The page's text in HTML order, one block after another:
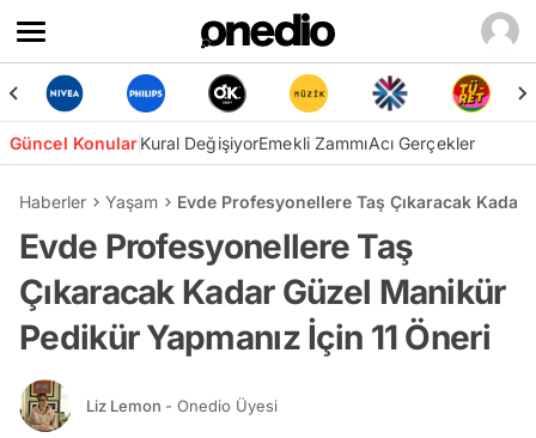
Güncel KonularKural DeğişiyorEmekli ZammıAcı Gerçekler
Haberler Yaşam Evde Profesyonellere Taş Çıkaracak
Evde Profesyonellere Taş
Çıkaracak Kadar Güzel Manikür
Pedikür Yapmanız İçin 11 Öneri
Liz Lemon - Onedio Üyesi